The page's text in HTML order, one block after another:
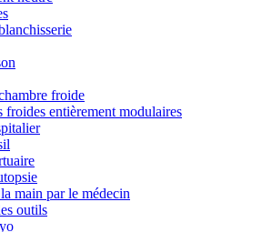
froide
froides entièrement modulaires
main par le médecin
outils